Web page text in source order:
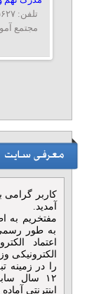
دریافت
پرورش
آموزش
مازندران
تلفن: ۰۹۹۱۴۹۸۹۹۱۳
کاربر
آمدید.
مفتخریم به
اعتماد
را در زمینه
۱۲ سال
اینترنتی